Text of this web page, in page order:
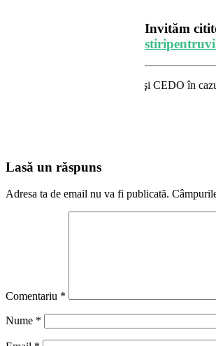
Invităm
cum confirmă şi CEDO în cazul
Lasă un răspuns
Adresa ta de email nu va fi publicată.
Comentariu *
Nume *